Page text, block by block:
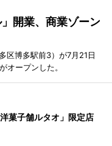
開業、商業ゾーン
区博多駅前3）が7月21日
オープンした。
菓子舗ルタオ」限定店